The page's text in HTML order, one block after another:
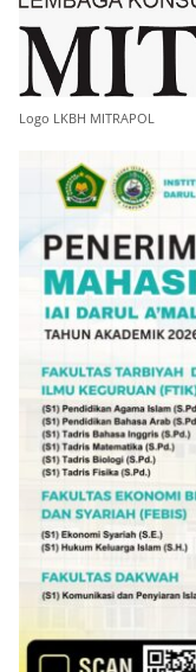
Logo LKBH MITRAPOL